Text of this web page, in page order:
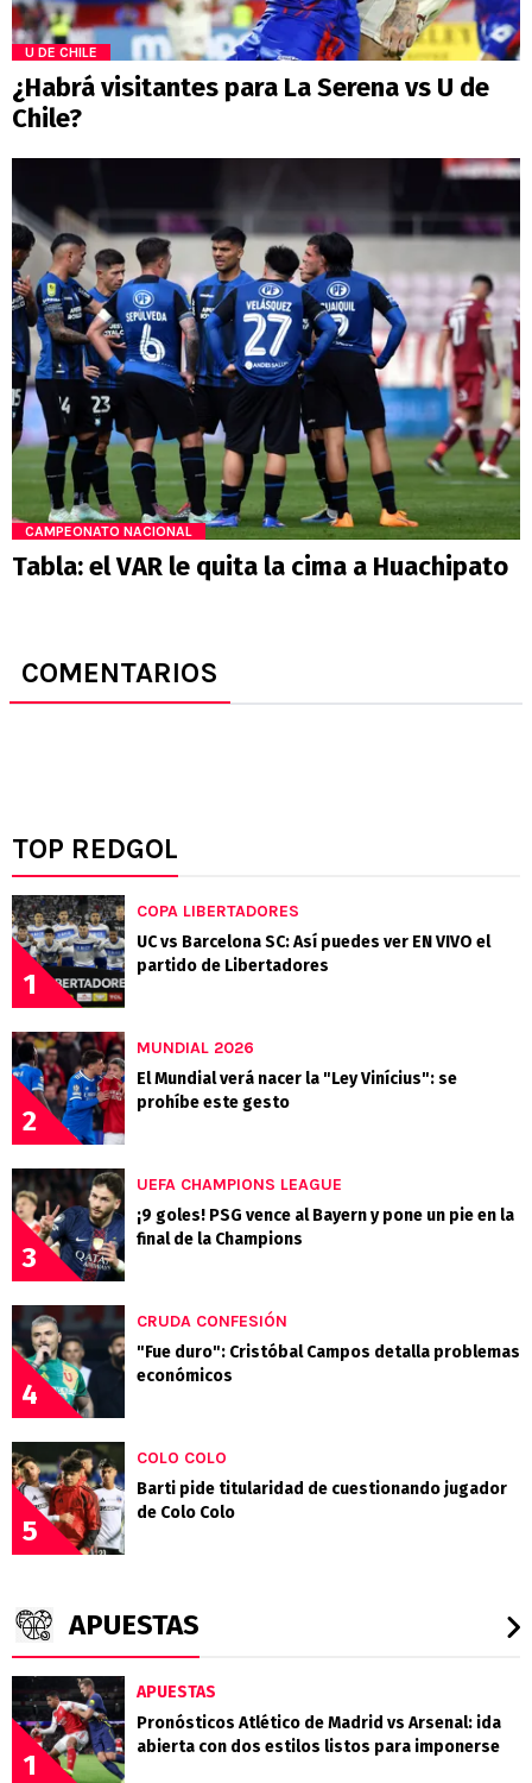
U DE CHILE
¿Habrá visitantes para La Serena vs U de
Chile?
CAMPEONATO NACIONAL
Tabla: el VAR le quita la cima a Huachipato
COMENTARIOS
TOP REDGOL
1
COPA LIBERTADORES
UC vs Barcelona SC: Así puedes ver EN VIVO el
partido de Libertadores
2
MUNDIAL 2026
El Mundial verá nacer la "Ley Vinícius": se
prohíbe este gesto
3
UEFA CHAMPIONS LEAGUE
¡9 goles! PSG vence al Bayern y pone un pie en la
final de la Champions
4
CRUDA CONFESIÓN
"Fue duro": Cristóbal Campos detalla problemas
económicos
5
COLO COLO
Barti pide titularidad de cuestionando jugador
de Colo Colo
APUESTAS
1
APUESTAS
Pronósticos Atlético de Madrid vs Arsenal: ida
abierta con dos estilos listos para imponerse